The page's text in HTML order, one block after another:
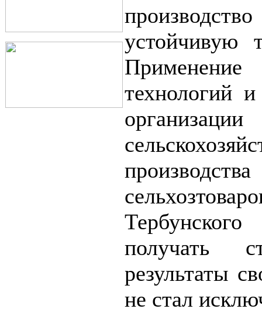
устойчивую
технологий
организации
получать
результаты
не стал